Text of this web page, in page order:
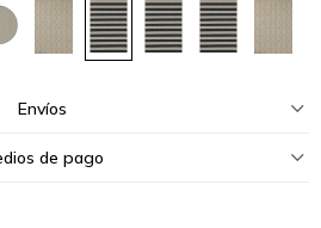
Envíos
de pago